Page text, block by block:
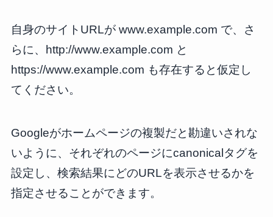
自身のサイトURLが www.example.com で、さ
らに、http://www.example.com と
https://www.example.com も存在すると仮定し
てください。
Googleがホームページの複製だと勘違いされな
いように、それぞれのページにcanonicalタグを
設定し、検索結果にどのURLを表示させるかを
指定させることができます。